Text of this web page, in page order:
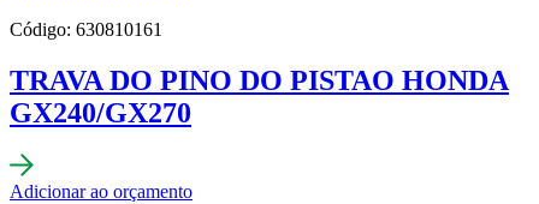
Código: 630810161
TRAVA DO PINO DO PISTAO HONDA
GX240/GX270
Adicionar ao orçamento